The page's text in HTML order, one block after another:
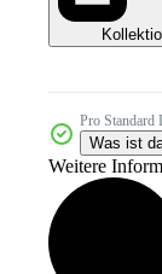
Pro Standard
Was ist
Weitere